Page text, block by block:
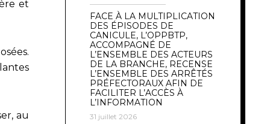
et
au
FACE À LA MULTIPLICATION
DES ÉPISODES DE
CANICULE, L’OPPBTP,
ACCOMPAGNÉ DE
L’ENSEMBLE DES ACTEURS
DE LA BRANCHE, RECENSE
L’ENSEMBLE DES ARRÊTÉS
PRÉFECTORAUX AFIN DE
FACILITER L’ACCÈS À
L’INFORMATION
31 juillet 2026